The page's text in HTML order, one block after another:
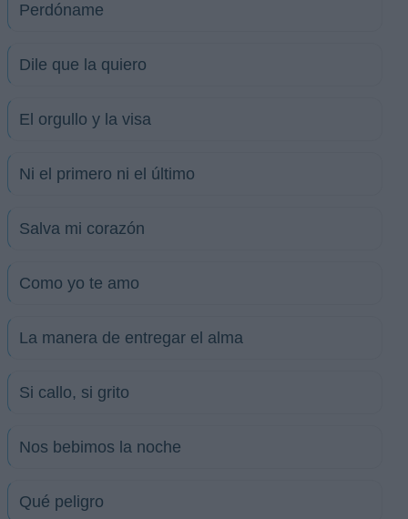
Perdóname
Dile que la quiero
El orgullo y la visa
Ni el primero ni el último
Salva mi corazón
Como yo te amo
La manera de entregar el alma
Si callo, si grito
Nos bebimos la noche
Qué peligro